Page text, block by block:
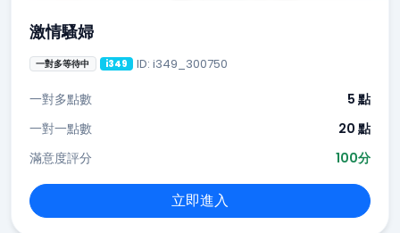
激情騷婦
一對多等待中 i349 ID: i349_300750
一對多點數
5 點
一對一點數
20 點
滿意度評分
100分
立即進入